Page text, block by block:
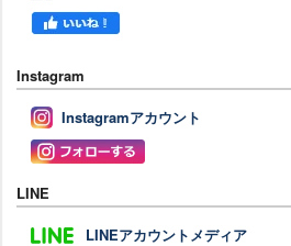
Instagram
Instagramアカウント
LINE
LINEアカウントメディア